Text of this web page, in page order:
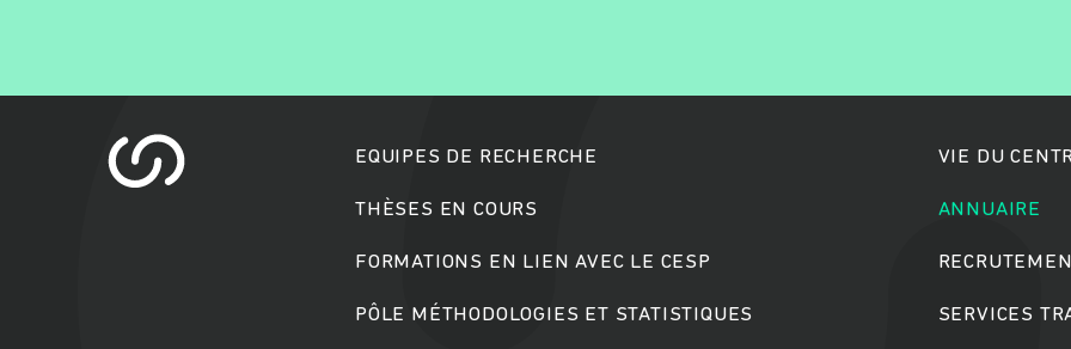
EQUIPES DE RECHERCHE
THÈSES EN COURS
FORMATIONS EN LIEN AVEC LE CESP
PÔLE MÉTHODOLOGIES ET STATISTIQUES
VIE DU
ANNUAIRE
SERVICES